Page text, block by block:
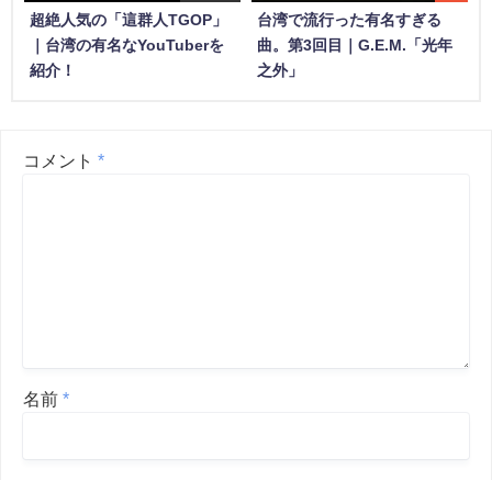
超絶人気の「這群人TGOP」
｜台湾の有名なYouTuberを
紹介！
台湾で流行った有名すぎる
曲。第3回目｜G.E.M.「光年
之外」
コメント *
名前 *